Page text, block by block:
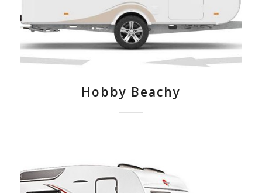
Hobby Beachy